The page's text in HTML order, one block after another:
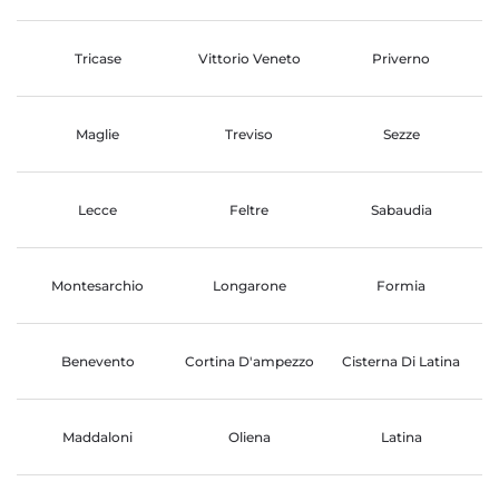
Tricase Vittorio Veneto Priverno
Maglie Treviso Sezze
Lecce Feltre Sabaudia
Montesarchio Longarone Formia
Benevento Cortina D'ampezzo Cisterna Di Latina
Maddaloni Oliena Latina